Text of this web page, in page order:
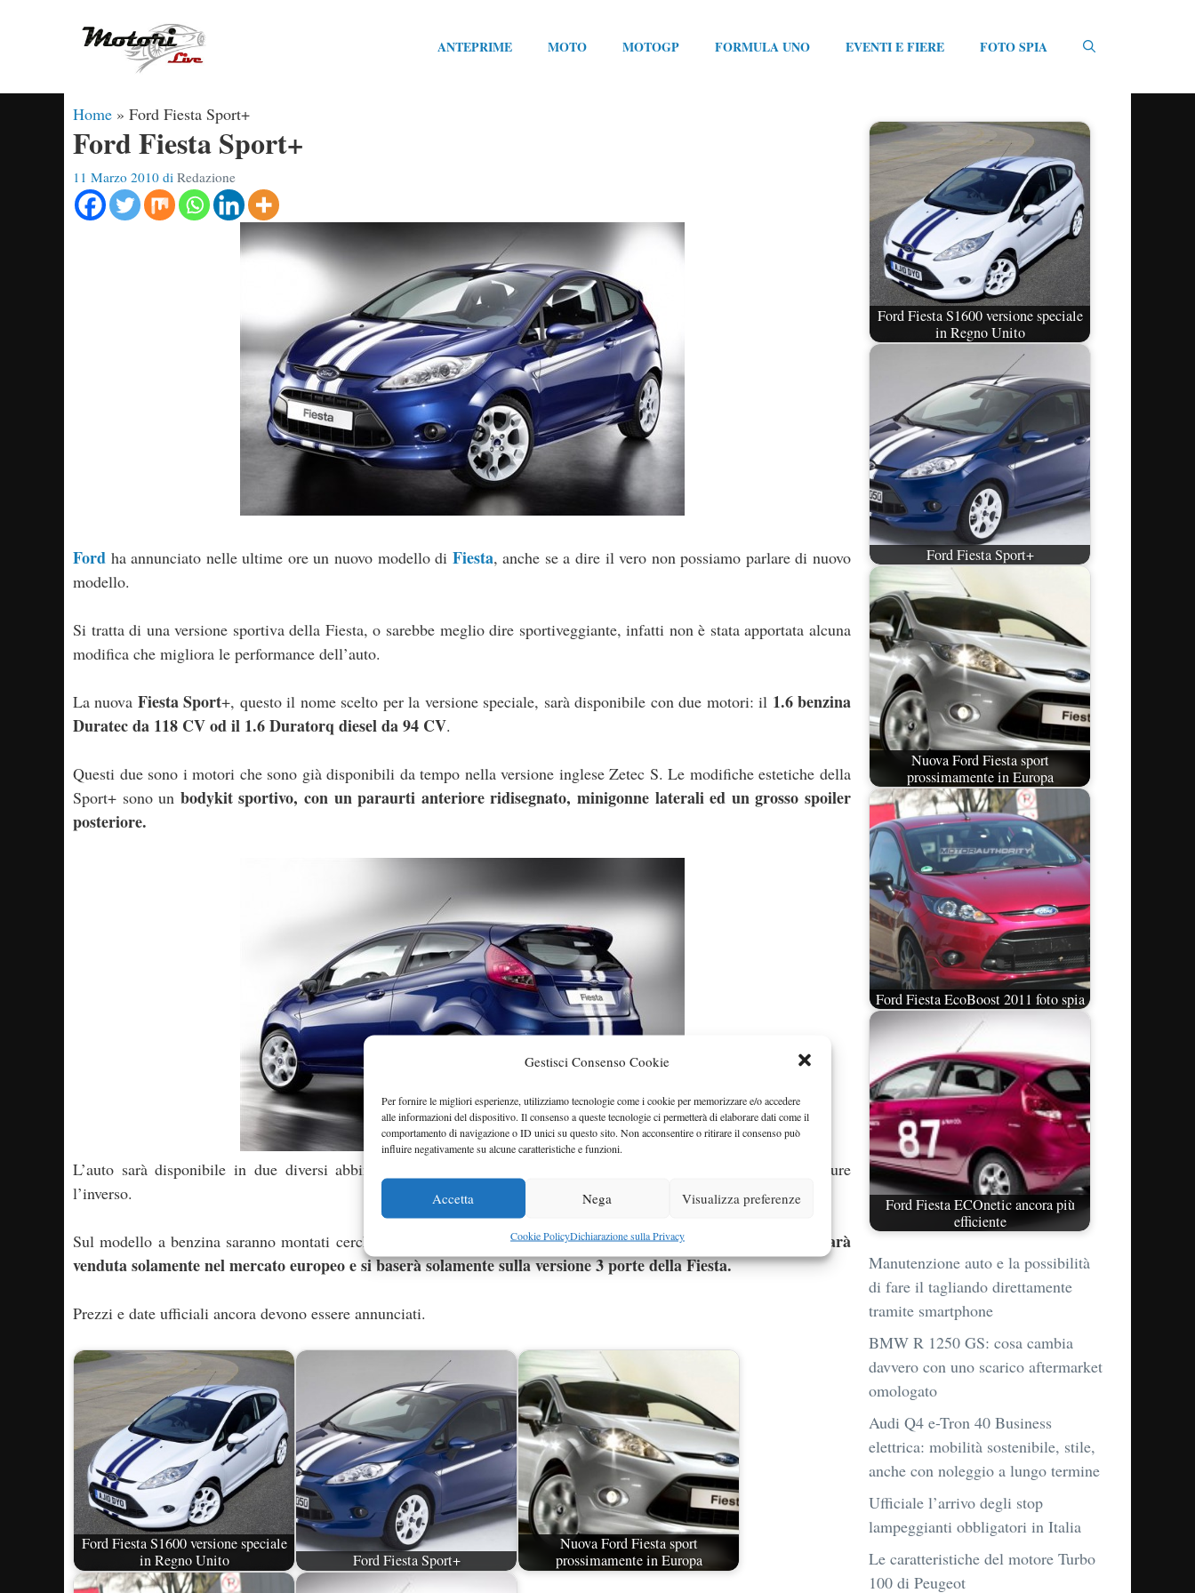
Gestisci Consenso Cookie
Per fornire le migliori esperienze, utilizziamo tecnologie come i cookie per memorizzare e/o accedere
alle informazioni del dispositivo. Il consenso a queste tecnologie ci permetterà di elaborare dati come il
comportamento di navigazione o ID unici su questo sito. Non acconsentire o ritirare il consenso può
influire negativamente su alcune caratteristiche e funzioni.
Accetta Nega Visualizza preferenze
Cookie PolicyDichiarazione sulla Privacy
ANTEPRIME MOTO MOTOGP FORMULA UNO EVENTI E FIERE FOTO SPIA
Home » Ford Fiesta Sport+
Ford Fiesta Sport+
11 Marzo 2010 di Redazione
Ford ha annunciato nelle ultime ore un nuovo modello di Fiesta, anche se a dire il vero non possiamo parlare di nuovo
modello.
Si tratta di una versione sportiva della Fiesta, o sarebbe meglio dire sportiveggiante, infatti non è stata apportata alcuna
modifica che migliora le performance dell’auto.
La nuova Fiesta Sport+, questo il nome scelto per la versione speciale, sarà disponibile con due motori: il 1.6 benzina
Duratec da 118 CV od il 1.6 Duratorq diesel da 94 CV.
Questi due sono i motori che sono già disponibili da tempo nella versione inglese Zetec S. Le modifiche estetiche della
Sport+ sono un bodykit sportivo, con un paraurti anteriore ridisegnato, minigonne laterali ed un grosso spoiler
posteriore.
L’auto sarà disponibile in due diversi abbinamenti di colore: Bianco Frozen con strisce Blue Performance oppure
l’inverso.
Sul modello a benzina saranno montati cerchi in lega da 17 pollici mentre su quello diesel da 16 pollici.
L’auto sarà
venduta solamente nel mercato europeo e si baserà solamente sulla versione 3 porte della Fiesta.
Prezzi e date ufficiali ancora devono essere annunciati.
Ford Fiesta S1600 versione speciale
in Regno Unito
Ford Fiesta Sport+
Nuova Ford Fiesta sport
prossimamente in Europa
Ford Fiesta S1600 versione speciale
in Regno Unito
Ford Fiesta Sport+
Nuova Ford Fiesta sport
prossimamente in Europa
Ford Fiesta EcoBoost 2011 foto spia
Ford Fiesta ECOnetic ancora più
efficiente
Manutenzione auto e la possibilità
di fare il tagliando direttamente
tramite smartphone
BMW R 1250 GS: cosa cambia
davvero con uno scarico aftermarket
omologato
Audi Q4 e-Tron 40 Business
elettrica: mobilità sostenibile, stile,
anche con noleggio a lungo termine
Ufficiale l’arrivo degli stop
lampeggianti obbligatori in Italia
Le caratteristiche del motore Turbo
100 di Peugeot